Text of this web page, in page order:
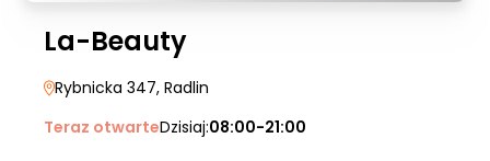
La-Beauty
Rybnicka 347, Radlin
Teraz otwarteDzisiaj:08:00-21:00